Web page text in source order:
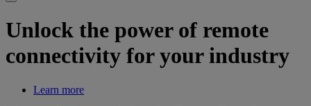
Unlock the power of remote
connectivity for your industry
Learn more